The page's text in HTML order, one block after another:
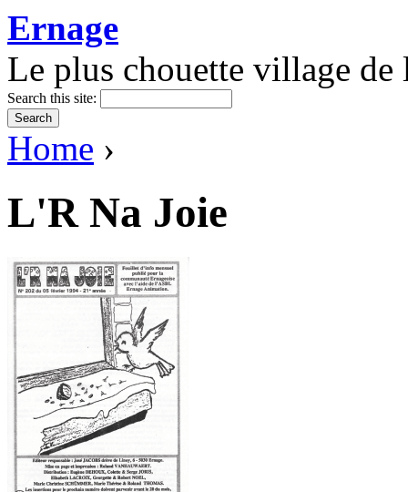
Ernage
Le plus chouette village de
Search this site:
Home ›
L'R Na Joie